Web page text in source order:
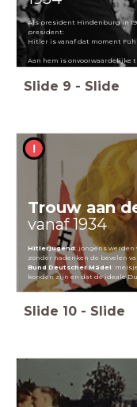
Als president Hindenburg in
president:
Hitler is vanaf dat moment
Aan hem is onvoorwaardelijke
Slide 9 - Slide
Trouw aan
vanaf 1934
Hitlerjugend: jongens werden
zonder nadenken de bevelen
Bund Deutscher Mädel:
konden zijn en dat de ideale
!
Slide 10 - Slide